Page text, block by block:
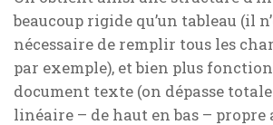
beaucoup rigide qu’un tableau (il
nécessaire de remplir tous les
par exemple), et bien plus
document texte (on dépasse
linéaire – de haut en bas – propre